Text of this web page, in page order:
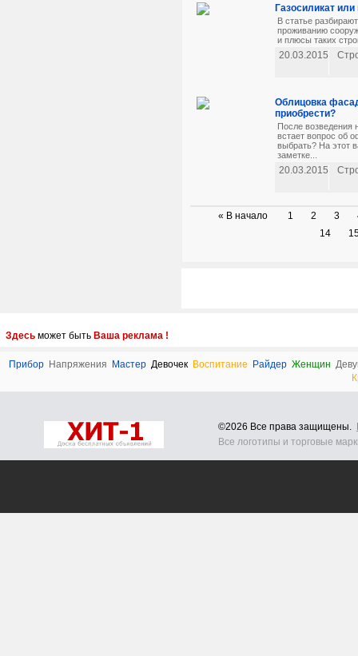
Газосиликат или
В статье
проживанию
и плюсы таких
20.03.2015
Облицовка
приобрести?
После возведения
встает вопрос об
выбрать? На этот
заметке...
20.03.2015
« В начало 1 2 3
14
Здесь может быть Ваша реклама !
Прибор Напряжения Мастер Девочек Воспитание Райдер Женщин
©2026 Все права защищены.
Все логотипы и торговые